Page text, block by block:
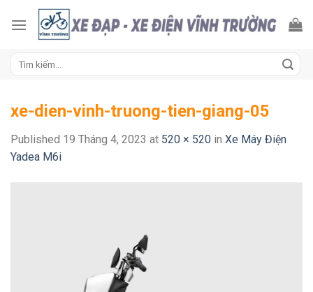
xe-dien-vinh-truong-tien-giang-05
Published 19 Tháng 4, 2023 at 520 × 520 in Xe Máy Điện
Yadea M6i